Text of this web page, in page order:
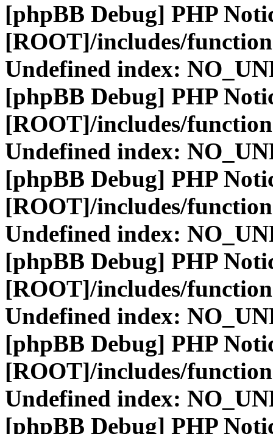
[phpBB Debug] PHP
[ROOT]/includes/
Undefined index:
[phpBB Debug] PHP
[ROOT]/includes/
Undefined index:
[phpBB Debug] PHP
[ROOT]/includes/
Undefined index:
[phpBB Debug] PHP
[ROOT]/includes/
Undefined index:
[phpBB Debug] PHP
[ROOT]/includes/
Undefined index:
[phpBB Debug] PHP